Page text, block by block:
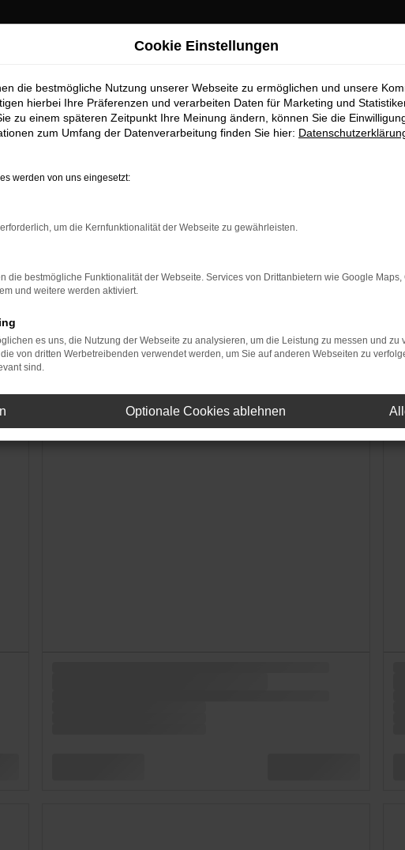
Cookie Einstellungen
die bestmögliche Nutzung unserer Webseite zu ermöglichen und unsere
hierbei Ihre Präferenzen und verarbeiten Daten für Marketing und
zu einem späteren Zeitpunkt Ihre Meinung ändern, können Sie die
zum Umfang der Datenverarbeitung finden Sie hier:
werden von uns eingesetzt:
um die Kernfunktionalität der Webseite zu gewährleisten.
die bestmögliche Funktionalität der Webseite. Services von Drittanbietern wie Google Maps,
und weitere werden aktiviert.
es uns, die Nutzung der Webseite zu analysieren, um die Leistung zu messen und zu
von dritten Werbetreibenden verwendet werden, um Sie auf anderen Webseiten zu
sind.
Optionale Cookies ablehnen